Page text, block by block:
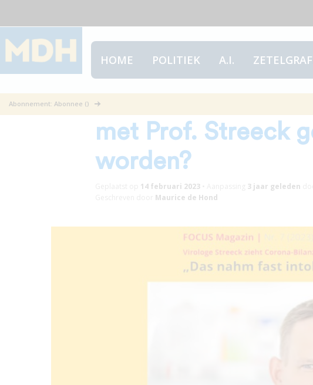
HOME POLITIEK A.I.
Abonnement: Abonnee ()
Zou in Nederland
met Prof. Streeck
worden?
14 februari 2023• 3 jaar geleden
Maurice de Hond